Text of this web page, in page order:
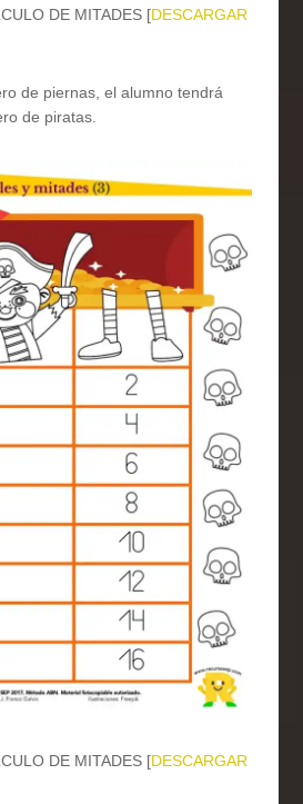
DE MITADES [DESCARGAR
de piernas, el alumno tendrá
de piratas.
DE MITADES [DESCARGAR